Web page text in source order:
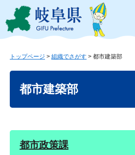
ジ
ュ
このページの本文へ
トップページ > 組織でさがす > 都市建築部
都市建築部
都市政策課